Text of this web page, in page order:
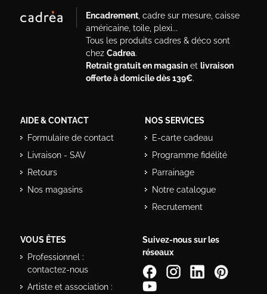
Encadrement, cadre sur mesure, caisse
américaine, toile, plexi...
Tous les produits cadres & déco sont
chez Cadrea.
Retrait gratuit en magasinet livraison
offerte à domicile dès 139€.
AIDE & CONTACT
Formulaire de contact
Livraison - SAV
Retours
Nos magasins
NOS SERVICES
E-carte cadeau
Programme fidélité
Parrainage
Notre catalogue
Recrutement
VOUS ÊTES
Professionnel :
contactez-nous
Artiste et association :
Suivez-nous sur les
réseaux